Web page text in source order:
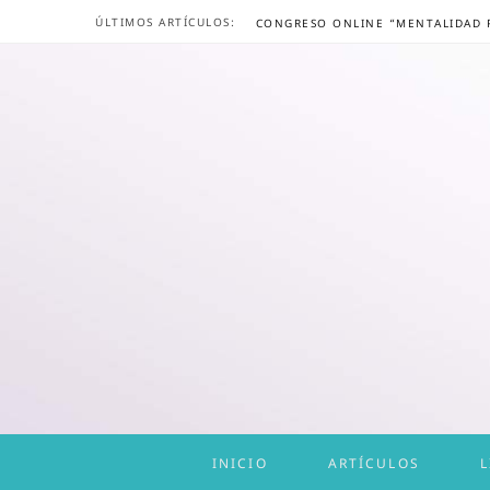
ÚLTIMOS ARTÍCULOS:
INICIO ARTÍCULOS